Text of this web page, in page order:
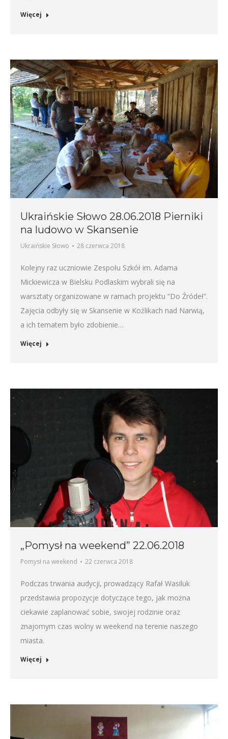
Więcej
Ukraińskie Słowo 28.06.2018 Pierniki
na ludowo w Skansenie
Ukraińskie Słowo 28 czerwca 2018
Kolejny raz uczniowie Zespołu Szkół im. Adama
Mickiewicza w Bielsku Podlaskim wybrali się na
warsztaty organizowane w ramach projektu “Do Źródeł”.
Zajęcia odbyły się w Skansenie w Koźlikach nad Narwią,
a ich tematem było zdobienie…
Więcej
„Pomysł na weekend” 22.06.2018
Pomysł na weekend 22 czerwca 2018
Podczas trwania audycji, prowadzący Rafał Wasiluk
przedstawia propozycje dotyczące tego, jak można
ciekawie zaplanować sobie, swojej rodzinie oraz
znajomym czas wolny w weekend na terenie naszego
miasta.
Więcej